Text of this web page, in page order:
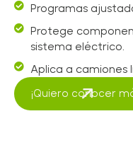
Programas
Protege
sistema eléctrico.
Aplica a camiones
¡Quiero conocer